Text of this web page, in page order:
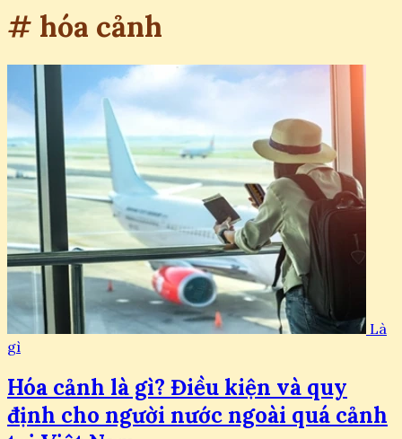
# hóa cảnh
Là
gì
Hóa cảnh là gì? Điều kiện và quy
định cho người nước ngoài quá cảnh